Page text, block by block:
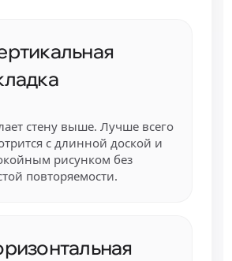
стену выше. Лучше всего
с длинной доской и
рисунком без
повторяемости.